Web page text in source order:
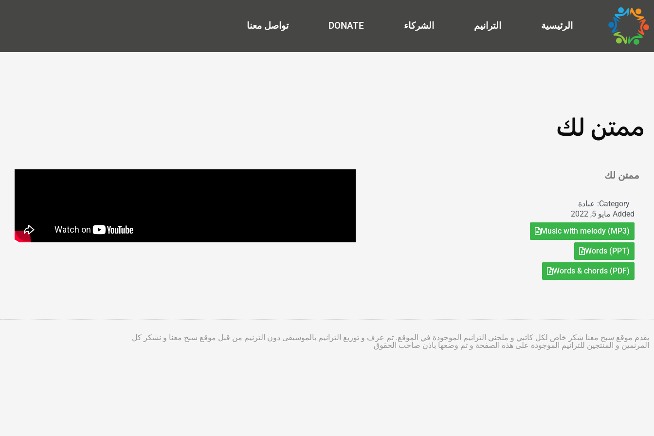
إلى
المحتوى
الرئيسية الترانيم الشركاء DONATE تواصل معنا
ممتن لك
ممتن لك
Category: عبادة
Added مايو 5, 2022
Music with melody (MP3)
Words (PPT)
Words & chords (PDF)
يقدم موقع سبح معنا شكر خاص لكل كاتبي و ملحني الترانيم الموجودة في الموقع. تم عزف و توزيع الترانيم بالموسيقى دون الترنيم من قبل موقع سبح معنا و نشكر كل
المرنمين و المنتجين للترانيم الموجودة على هذه الصفحة و تم وضعها باذن صاحب الحقوق